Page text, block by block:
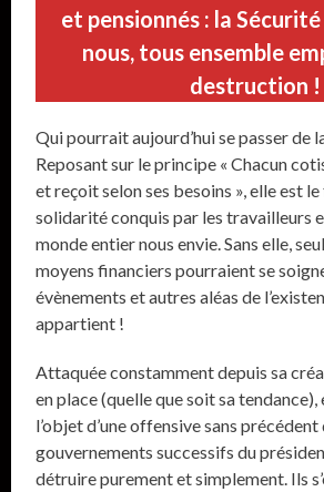
et pensionnés : la
nous, tous ensemble
destruction !
Qui pourrait aujourd’hui se passer de
Reposant sur le principe « Chacun
et reçoit selon ses besoins », elle est
solidarité conquis par les travailleurs
monde entier nous envie. Sans elle,
moyens financiers pourraient se
évènements et autres aléas de
appartient !
Attaquée constamment depuis sa
en place (quelle que soit sa tendance),
l’objet d’une offensive sans
gouvernements successifs du
détruire purement et simplement. Ils